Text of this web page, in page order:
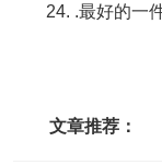
24. .最好的一件
文章推荐：